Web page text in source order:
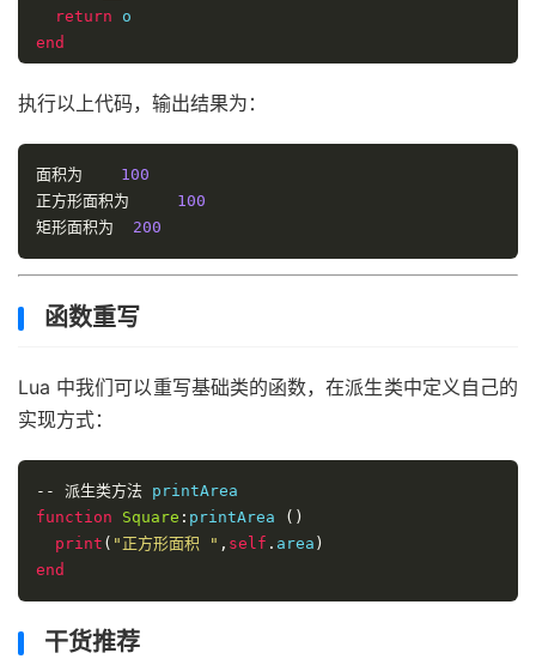
return
end
-- 派生类方法
print("正方形面积为 ",self.area)
end
-- 创建对象
mysquare:printArea()
Rectangle =
function Rectangle:new (o,length,breadth)
  o
= o
self.__index = self
self.area = length
return
end
print("矩形面积为 "
执行以上代码，输出结果为：
面积为
100
正方形面积为
100
矩形面积为
200
函数重写
Lua 中我们可以重写基础类的函数，在派生类中定义自己的
实现方式：
-- 派生类方法
function
Square : printArea
()
print ( "正方形面积 " , self . area )
end
干货推荐